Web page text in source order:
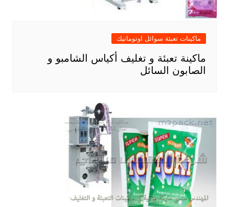
ماكينات تعبئة سوائل اوتوماتيك
ماكينة تعبئة و تغليف أكياس الشامبو و
الصابون السائل